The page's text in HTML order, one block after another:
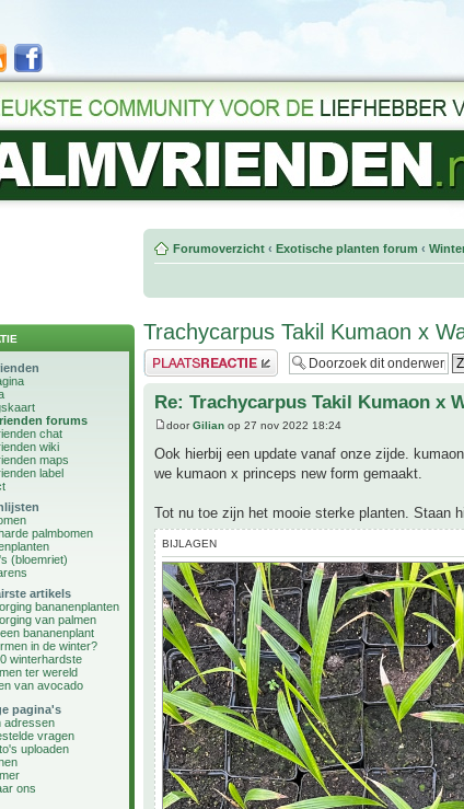
forums
chat
wiki
maps
label
palmbomen
(bloemriet)
artikels
bananenplanten
van palmen
bananenplant
in de winter?
winterhardste
ter wereld
van avocado
pagina's
adressen
vragen
uploaden
ons
Forumoverzicht ‹ Exotische planten forum ‹
Trachycarpus Takil Kumaon x
Plaats een reactie
Re: Trachycarpus Takil Kumaon x
doorGilian op 27 nov 2022 18:24
Ook hierbij een update vanaf onze zijde.
we kumaon x princeps new form gemaakt.
Tot nu toe zijn het mooie sterke planten. Staan
BIJLAGEN